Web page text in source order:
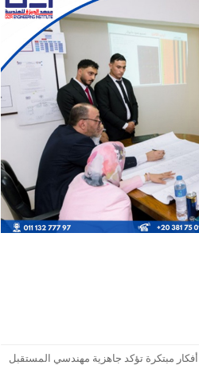
مبتكرة تؤكد جاهزية مهندسي المستقبل